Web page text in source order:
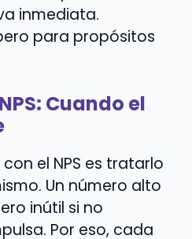
inmediata.
para propósitos
Cuando el
el NPS es tratarlo
Un número alto
inútil si no
Por eso, cada